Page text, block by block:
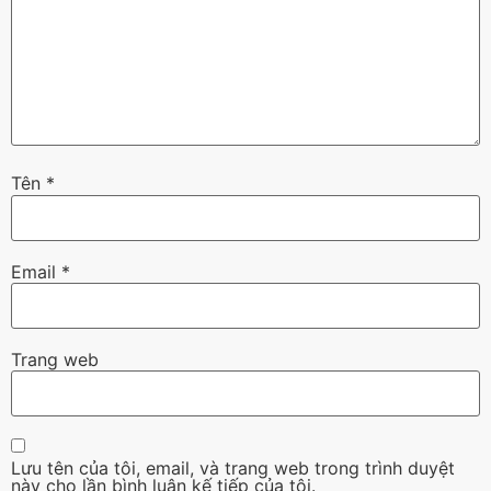
Tên *
Email *
Trang web
Lưu tên của tôi, email, và trang web trong trình duyệt
này cho lần bình luận kế tiếp của tôi.